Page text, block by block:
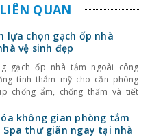
QUAN
lựa chọn gạch ốp nhà
vệ sinh đẹp
gạch ốp nhà tắm ngoài công
tính thẩm mỹ cho căn phòng
chống ẩm, chống thấm và tiết
trên thị trường rất đa dạng,
cần cân nhắc nhiều yếu tố để
không gian phòng tắm
Spa thư giãn ngay tại nhà